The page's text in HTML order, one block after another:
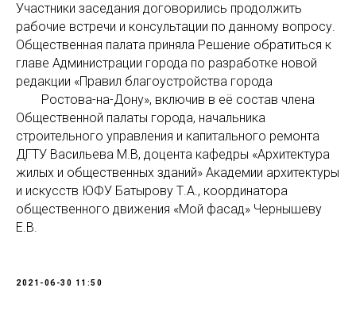
Участники заседания договорились продолжить
рабочие встречи и консультации по данному вопросу.
Общественная палата приняла Решение обратиться к
главе Администрации города по разработке новой
редакции «Правил благоустройства города
Ростова-на-Дону», включив в её состав члена
Общественной палаты города, начальника
строительного управления и капитального ремонта
ДГТУ Васильева М.В, доцента кафедры «Архитектура
жилых и общественных зданий» Академии архитектуры
и искусств ЮФУ Батырову Т.А., координатора
общественного движения «Мой фасад» Чернышеву
Е.В.
2021-06-30 11:50